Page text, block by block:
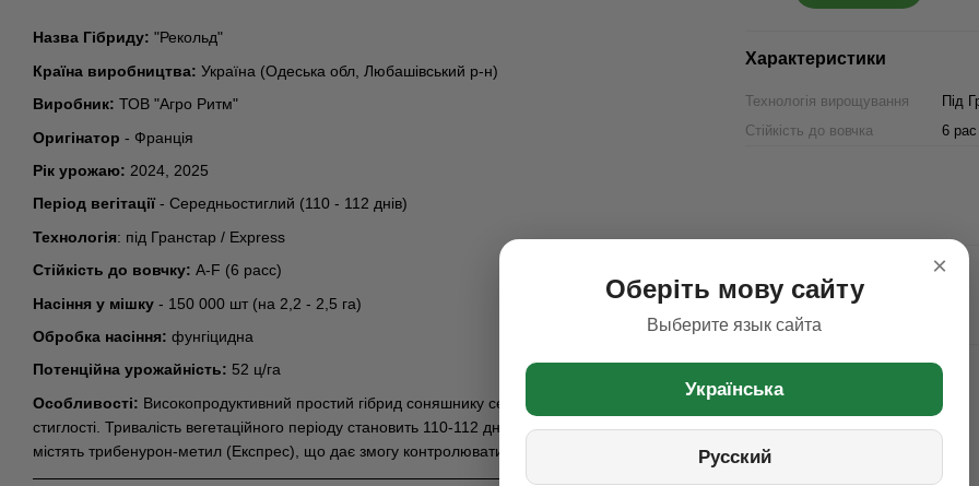
Назва Гібриду: "Рекольд"
Країна виробництва: Україна (Одеська обл, Любашівський р-н)
Виробник: ТОВ "Агро Ритм"
Оригінатор - Франція
Рік урожаю: 2024, 2025
Період вегітації - Середньостиглий (110 - 112 днів)
Технологія: під Гранстар / Express
Стійкість до вовчку: A-F (6 расс)
Насіння у мішку - 150 000 шт (на 2,2 - 2,5 га)
Обробка насіння: фунгіцидна
Потенційна урожайність: 52 ц/га
Особливості: Високопродуктивний простий гібрид соняшнику середньо-ранньої групи
стиглості. Тривалість вегетаційного періоду становить 110-112 днів. Стійкий до гербіцидів, що
містять трибенурон-метил (Експрес), що дає змогу контролювати широкий спектр бур’янів.
Характеристики
Технологія вирощування
Під
Стійкість до вовчка
6
×
Оберіть мову сайту
Выберите язык сайта
Українська
Русский